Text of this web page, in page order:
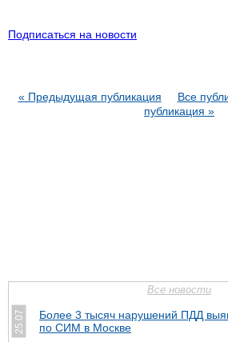
Подписаться на новости
« Предыдущая публикация Все
публикация »
Все новости
25.07
Более 3 тысяч нарушений ПДД
по СИМ в Москве